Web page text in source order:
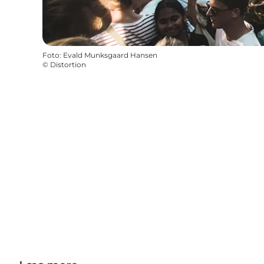
Foto: Evald Munksgaard Hansen
© Distortion